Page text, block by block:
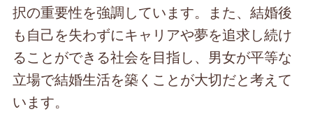
択の重要性を強調しています。また、結婚後
も自己を失わずにキャリアや夢を追求し続け
ることができる社会を目指し、男女が平等な
立場で結婚生活を築くことが大切だと考えて
います。